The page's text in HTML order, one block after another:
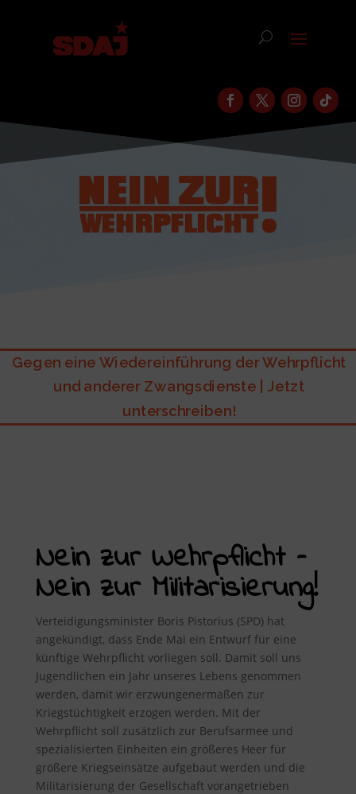
Gegen eine Wiedereinführung der Wehrpflicht
und anderer Zwangsdienste | Jetzt
unterschreiben!
Nein zur Wehrpflicht –
Nein zur Militarisierung!
Verteidigungsminister Boris Pistorius (SPD) hat
angekündigt, dass Ende Mai ein Entwurf für eine
künftige Wehrpflicht vorliegen soll. Damit soll uns
Jugendlichen ein Jahr unseres Lebens genommen
werden, damit wir erzwungenermaßen zur
Kriegstüchtigkeit erzogen werden. Mit der
Wehrpflicht soll zusätzlich zur Berufsarmee und
spezialisierten Einheiten ein größeres Heer für
größere Kriegseinsätze aufgebaut werden und die
Militarisierung der Gesellschaft vorangetrieben